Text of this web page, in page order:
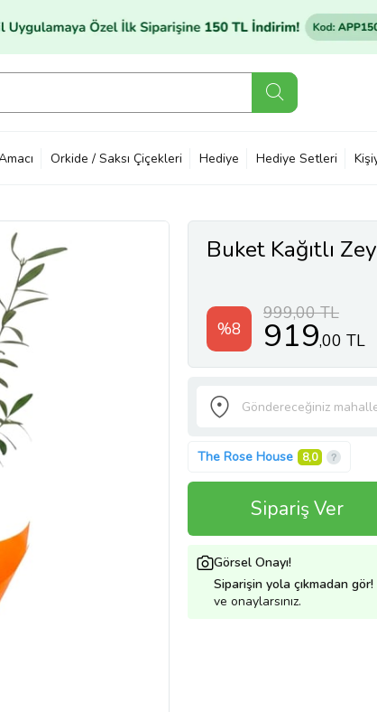
Orkide / Saksı Çiçekleri Hediye Hediye Setleri
Buket Kağıtlı
%8
999,00 TL
919,00 TL
The Rose House 8,0
Sipariş Ver
Görsel Onayı!
Siparişin yola çıkmadan gör!
ve onaylarsınız.